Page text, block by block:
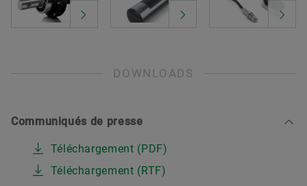
DOWNLOADS
Communiqués de presse
Téléchargement (PDF)
Téléchargement (RTF)